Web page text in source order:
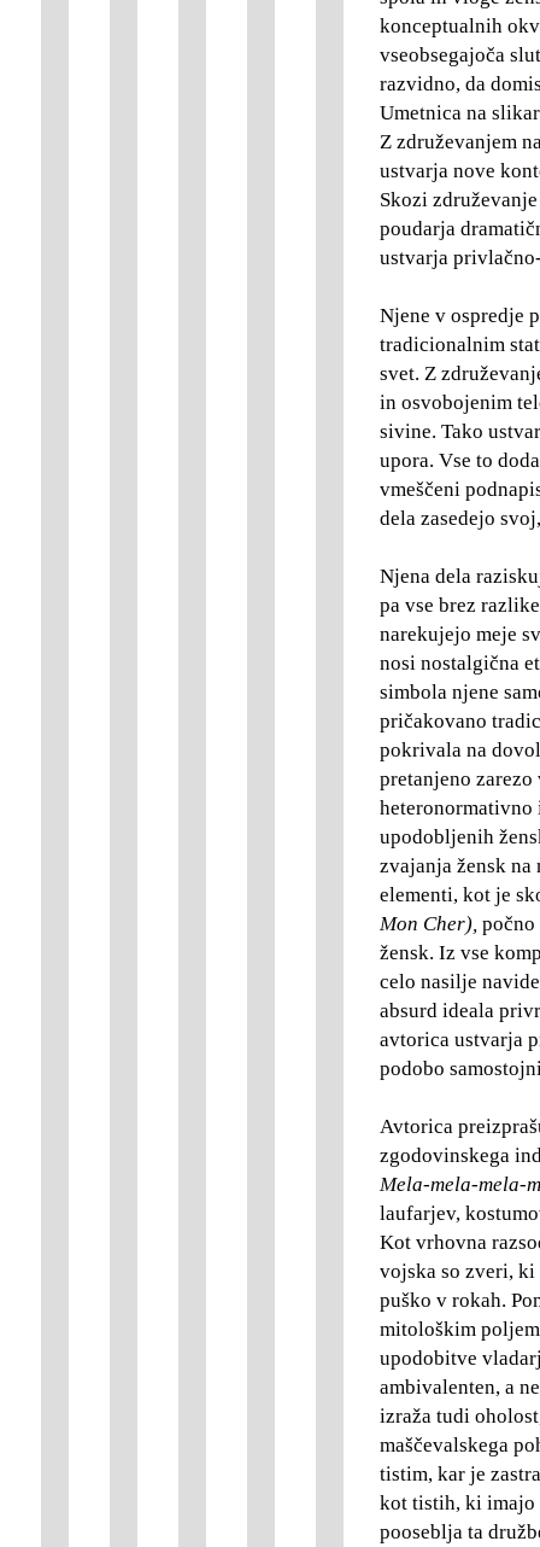
konceptualnih
vseobsegajoča
razvidno, da
Umetnica na
Z združevanjem
ustvarja nove
Skozi
poudarja
ustvarja
Njene v ospredje
tradicionalnim
svet. Z
in osvobojenim
sivine. Tako
upora. Vse to
vmeščeni
dela zasedejo
Njena dela
pa vse brez
narekujejo meje
nosi nostalgična
simbola njene
pričakovano
pokrivala na
pretanjeno
heteronormativno
upodobljenih
zvajanja žensk
elementi, kot je
Mon Cher) počno
žensk. Iz vse
celo nasilje
absurd ideala
avtorica ustvarja
podobo
Avtorica
zgodovinskega
Mela-mela-mela-
laufarjev,
Kot vrhovna
vojska so zveri,
puško v rokah.
mitološkim
upodobitve
ambivalenten, a
izraža tudi
maščevalskega
tistim, kar je
kot tistih, ki imajo
pooseblja ta